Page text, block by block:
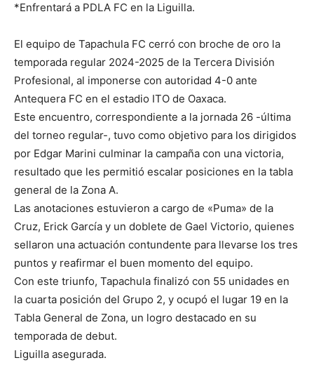
*Enfrentará a PDLA FC en la Liguilla.
El equipo de Tapachula FC cerró con broche de oro la
temporada regular 2024-2025 de la Tercera División
Profesional, al imponerse con autoridad 4-0 ante
Antequera FC en el estadio ITO de Oaxaca.
Este encuentro, correspondiente a la jornada 26 -última
del torneo regular-, tuvo como objetivo para los dirigidos
por Edgar Marini culminar la campaña con una victoria,
resultado que les permitió escalar posiciones en la tabla
general de la Zona A.
Las anotaciones estuvieron a cargo de «Puma» de la
Cruz, Erick García y un doblete de Gael Victorio, quienes
sellaron una actuación contundente para llevarse los tres
puntos y reafirmar el buen momento del equipo.
Con este triunfo, Tapachula finalizó con 55 unidades en
la cuarta posición del Grupo 2, y ocupó el lugar 19 en la
Tabla General de Zona, un logro destacado en su
temporada de debut.
Liguilla asegurada.